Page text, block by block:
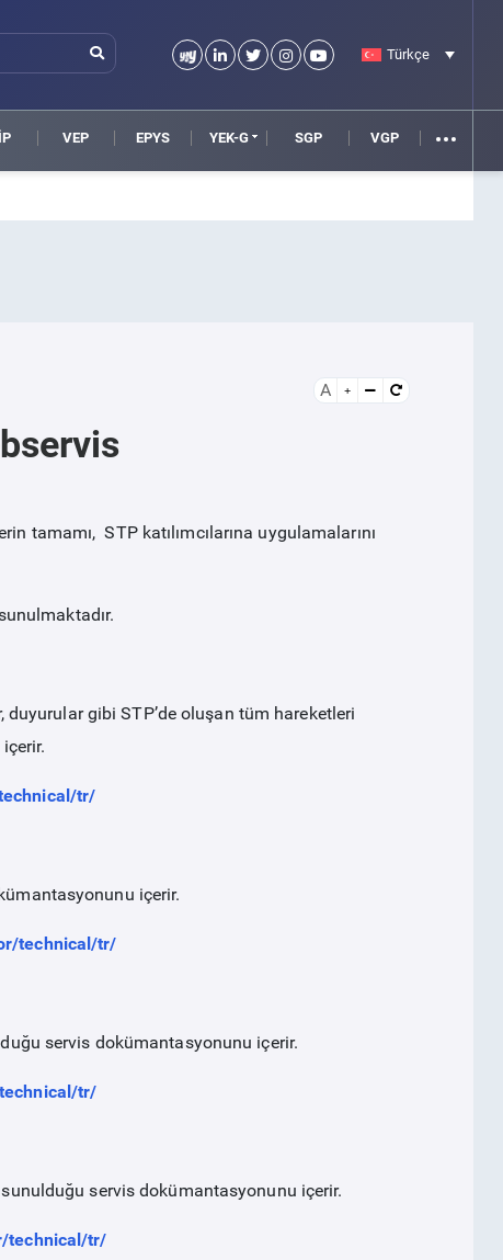
Türkçe
VEP EPYS YEK-G SGP VGP
A
tamamı, STP katılımcılarına uygulamalarını
gibi STP’de oluşan tüm hareketleri
tr/
içerir.
technical/tr/
servis dokümantasyonunu içerir.
tr/
sunulduğu servis dokümantasyonunu içerir.
technical/tr/